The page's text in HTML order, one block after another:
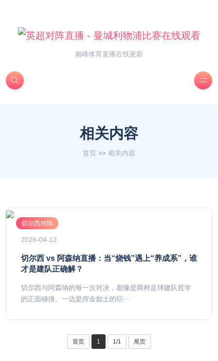
巅峰体育直播在线更新
相关内容
首页 >> 相关内容
切尔西对阵
2026-04-12
切尔西 vs 阿森纳直播：当“烧钱”遇上“养成系”，谁
才是建队正确解？
切尔西与阿森纳的每一次对决，都像是两种足球建队哲学
的正面碰撞。一边是挥金如土的巨···
首页 1 1/1 尾页